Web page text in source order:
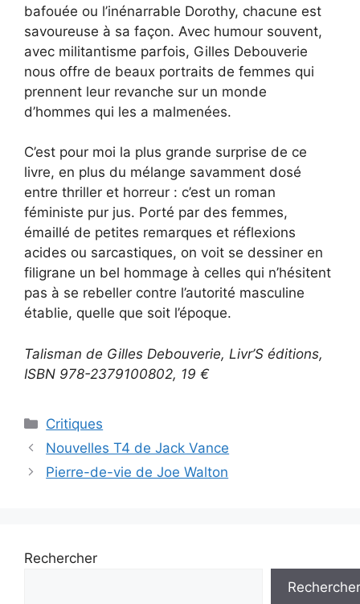
bafouée ou l’inénarrable Dorothy, chacune est
savoureuse à sa façon. Avec humour souvent,
avec militantisme parfois, Gilles Debouverie
nous offre de beaux portraits de femmes qui
prennent leur revanche sur un monde
d’hommes qui les a malmenées.
C’est pour moi la plus grande surprise de ce
livre, en plus du mélange savamment dosé
entre thriller et horreur : c’est un roman
féministe pur jus. Porté par des femmes,
émaillé de petites remarques et réflexions
acides ou sarcastiques, on voit se dessiner en
filigrane un bel hommage à celles qui n’hésitent
pas à se rebeller contre l’autorité masculine
établie, quelle que soit l’époque.
Talisman de Gilles Debouverie, Livr’S éditions,
ISBN 978-2379100802, 19 €
Critiques
Nouvelles T4 de Jack Vance
Pierre-de-vie de Joe Walton
Rechercher
Rechercher